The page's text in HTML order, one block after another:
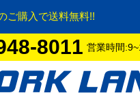
ご購入で送料無料!!
8011 営業時間